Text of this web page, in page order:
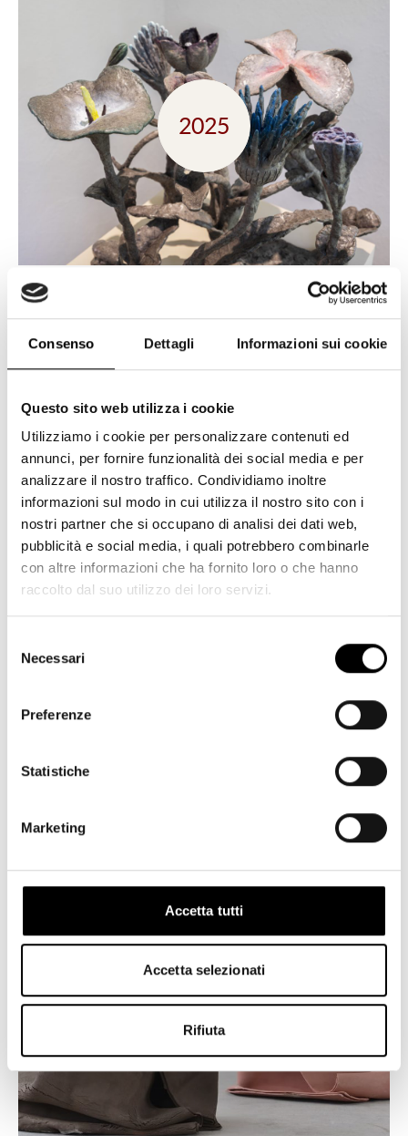
Consenso Dettagli Informazioni sui cookie
Questo sito web utilizza i cookie
Utilizziamo i cookie per personalizzare contenuti ed
annunci, per fornire funzionalità dei social media e per
analizzare il nostro traffico. Condividiamo inoltre
informazioni sul modo in cui utilizza il nostro sito con i
nostri partner che si occupano di analisi dei dati web,
pubblicità e social media, i quali potrebbero combinarle
con altre informazioni che ha fornito loro o che hanno
raccolto dal suo utilizzo dei loro servizi.
delNecessari
Preferenze
Statistiche
Marketing
Accetta tutti
Accetta selezionati
Rifiuta
2025
2023
2018